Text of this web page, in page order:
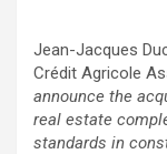
Jean-Jacques
Crédit Agricole
announce the
real estate
standards in